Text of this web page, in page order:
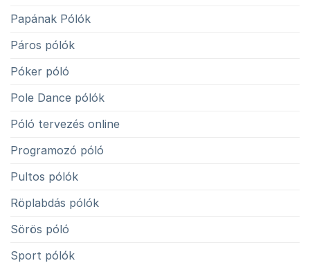
Papának Pólók
Páros pólók
Póker póló
Pole Dance pólók
Póló tervezés online
Programozó póló
Pultos pólók
Röplabdás pólók
Sörös póló
Sport pólók